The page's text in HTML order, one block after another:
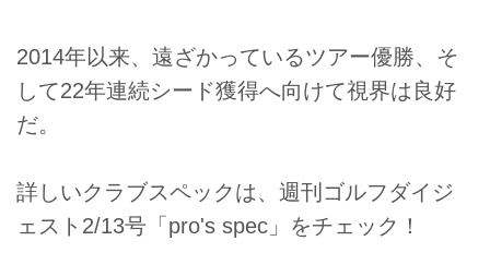
2014年以来、遠ざかっているツアー優勝、そ
して22年連続シード獲得へ向けて視界は良好
だ。
詳しいクラブスペックは、週刊ゴルフダイジ
ェスト2/13号「pro's spec」をチェック！